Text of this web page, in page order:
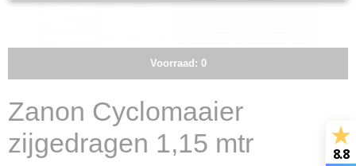
Voorraad: 0
Zanon Cyclomaaier
zijgedragen 1,15 mtr
8.8